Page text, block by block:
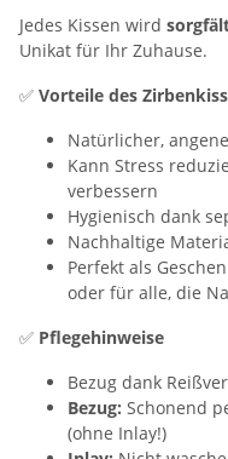
Jedes Kissen wird
Unikat für Ihr Zuhause.
✅ Vorteile des
Natürlicher,
Kann Stress
verbessern
Hygienisch dank
Nachhaltige
Perfekt als
oder für alle, die
✅ Pflegehinweise
Bezug dank
Bezug: Schonend
(ohne Inlay!)